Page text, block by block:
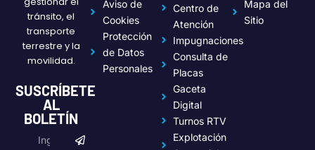
tránsito, el
transporte
terrestre y la
movilidad.
SUSCRÍBETE
AL
BOLETÍN
Aviso de
Cookies
Protección
de Datos
Personales
Centro de
Atención
Impugnaciones
Consulta de
Placas
Gaceta
Digital
Turnos RTV
Explotación
b
o
k
i
t
a
u
b
e
Mapa del
Sitio